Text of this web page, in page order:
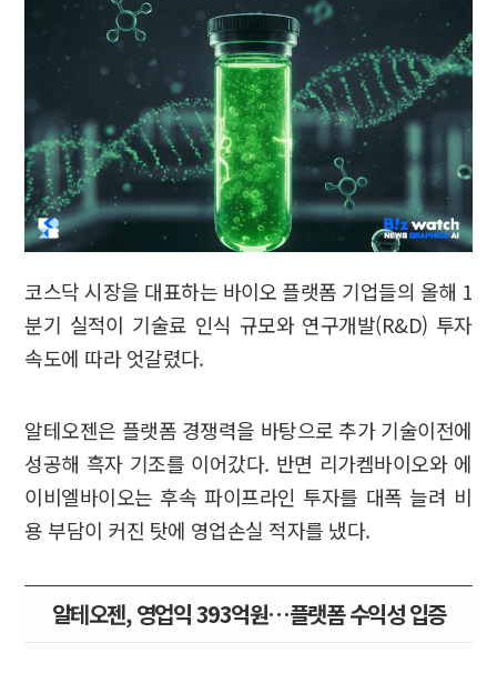
코스닥 시장을 대표하는 바이오 플랫폼 기업들의 올해 1
분기 실적이 기술료 인식 규모와 연구개발(R&D) 투자
속도에 따라 엇갈렸다.
알테오젠은 플랫폼 경쟁력을 바탕으로 추가 기술이전에
성공해 흑자 기조를 이어갔다. 반면 리가켐바이오와 에
이비엘바이오는 후속 파이프라인 투자를 대폭 늘려 비
용 부담이 커진 탓에 영업손실 적자를 냈다.
알테오젠, 영업익 393억원…플랫폼 수익성 입증